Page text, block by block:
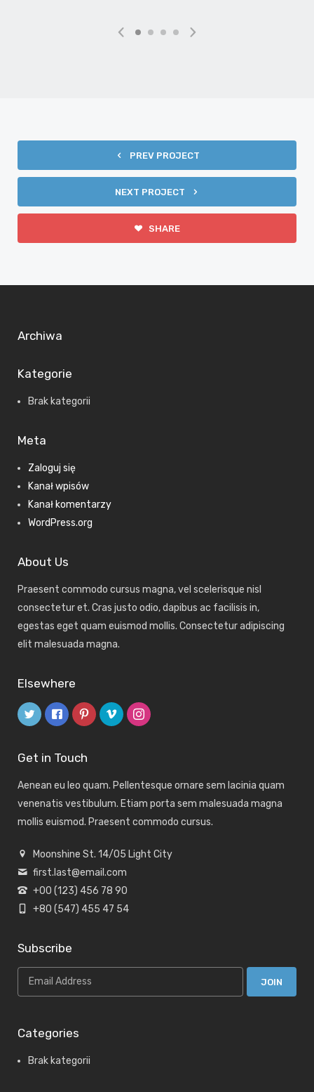
PREV PROJECT
NEXT PROJECT
SHARE
Archiwa
Kategorie
Brak kategorii
Meta
Zaloguj się
Kanał wpisów
Kanał komentarzy
WordPress.org
About Us
Praesent commodo cursus magna, vel scelerisque nisl
consectetur et. Cras justo odio, dapibus ac facilisis in,
egestas eget quam euismod mollis. Consectetur adipiscing
elit malesuada magna.
Elsewhere
Get in Touch
Aenean eu leo quam. Pellentesque ornare sem lacinia quam
venenatis vestibulum. Etiam porta sem malesuada magna
mollis euismod. Praesent commodo cursus.
Moonshine St. 14/05 Light City
first.last@email.com
+00 (123) 456 78 90
+80 (547) 455 47 54
Subscribe
Categories
Brak kategorii